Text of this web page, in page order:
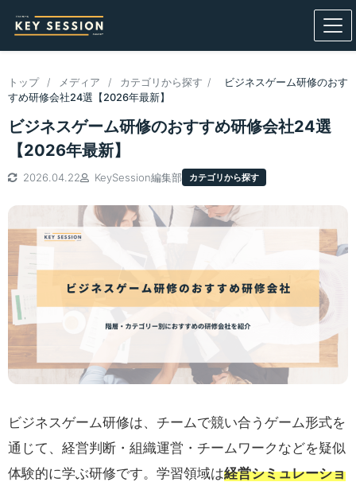
トップ / メディア / カテゴリから探す /
ビジネスゲーム研修のおす
すめ研修会社24選【2026年最新】
ビジネスゲーム研修のおすすめ研修会社24選
【2026年最新】
2026.04.22 KeySession編集部 カテゴリから探す
ビジネスゲーム研修は、チームで競い合うゲーム形式を
通じて、経営判断・組織運営・チームワークなどを疑似
体験的に学ぶ研修です。学習領域は経営シミュレーショ